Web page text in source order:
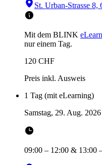
St. Urban-Strasse 8,
Mit dem BLINK
nur einem Tag.
120 CHF
Preis inkl. Ausweis
1 Tag (mit eLearning)
Samstag, 29. Aug. 2026
09:00 – 12:00 & 13:00